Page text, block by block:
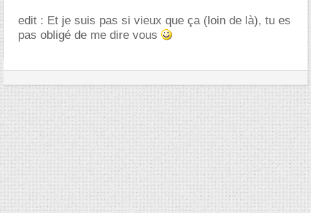
edit : Et je suis pas si vieux que ça (loin de là), tu es
pas obligé de me dire vous